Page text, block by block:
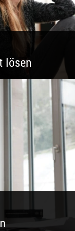
lösen
Leichtigkeit